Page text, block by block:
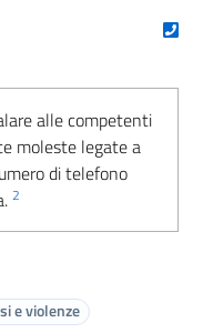
alle competenti
moleste legate a
di telefono
2
e violenze